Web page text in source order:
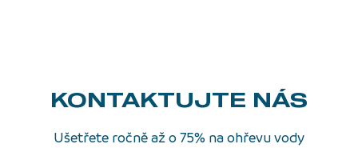
KONTAKTUJTE NÁS
Ušetřete ročně až o 75% na ohřevu vody